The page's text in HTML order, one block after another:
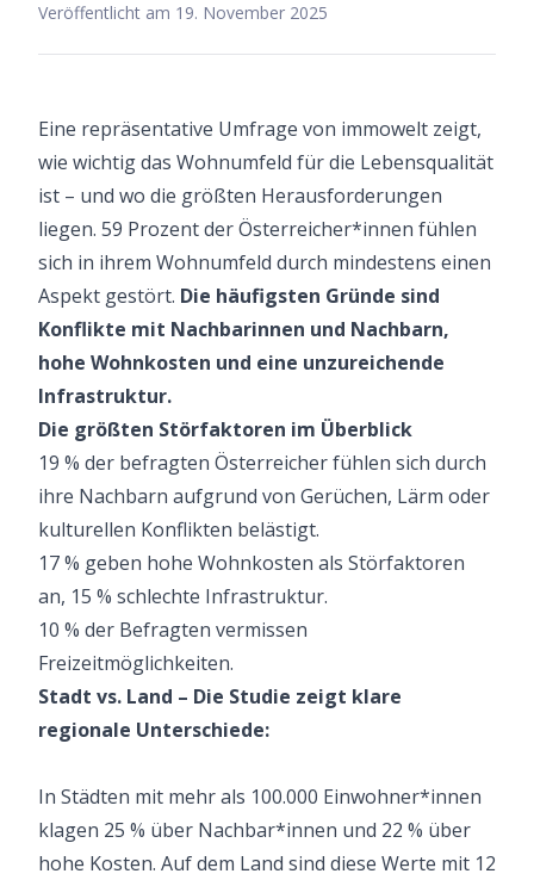
Veröffentlicht am 19. November 2025
Eine repräsentative Umfrage von immowelt zeigt,
wie wichtig das Wohnumfeld für die Lebensqualität
ist – und wo die größten Herausforderungen
liegen. 59 Prozent der Österreicher*innen fühlen
sich in ihrem Wohnumfeld durch mindestens einen
Aspekt gestört. Die häufigsten Gründe sind
Konflikte mit Nachbarinnen und Nachbarn,
hohe Wohnkosten und eine unzureichende
Infrastruktur.
Die größten Störfaktoren im Überblick
19 % der befragten Österreicher fühlen sich durch
ihre Nachbarn aufgrund von Gerüchen, Lärm oder
kulturellen Konflikten belästigt.
17 % geben hohe Wohnkosten als Störfaktoren
an, 15 % schlechte Infrastruktur.
10 % der Befragten vermissen
Freizeitmöglichkeiten.
Stadt vs. Land – Die Studie zeigt klare
regionale Unterschiede:
In Städten mit mehr als 100.000 Einwohner*innen
klagen 25 % über Nachbar*innen und 22 % über
hohe Kosten. Auf dem Land sind diese Werte mit 12